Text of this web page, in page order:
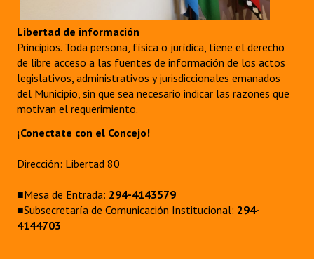
Libertad de información
Principios. Toda persona, física o jurídica, tiene el derecho
de libre acceso a las fuentes de información de los actos
legislativos, administrativos y jurisdiccionales emanados
del Municipio, sin que sea necesario indicar las razones que
motivan el requerimiento.
¡Conectate con el Concejo!
Dirección: Libertad 80
■Mesa de Entrada: 294-4143579
■Subsecretaría de Comunicación Institucional: 294-
4144703